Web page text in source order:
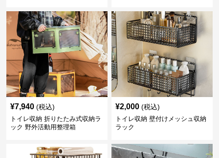
¥7,940 (税込)
トイレ収納 折りたたみ式収納ラ
ック 野外活動用整理箱
¥2,000 (税込)
トイレ収納 壁付けメッシュ収納
ラック